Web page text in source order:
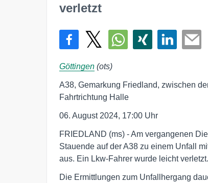
verletzt
Göttingen (ots)
A38, Gemarkung Friedland, zwischen
Fahrtrichtung Halle
06. August 2024, 17:00 Uhr
FRIEDLAND (ms) - Am vergangenen
Stauende auf der A38 zu einem Unfall
aus. Ein Lkw-Fahrer wurde leicht verletzt.
Die Ermittlungen zum Unfallhergang